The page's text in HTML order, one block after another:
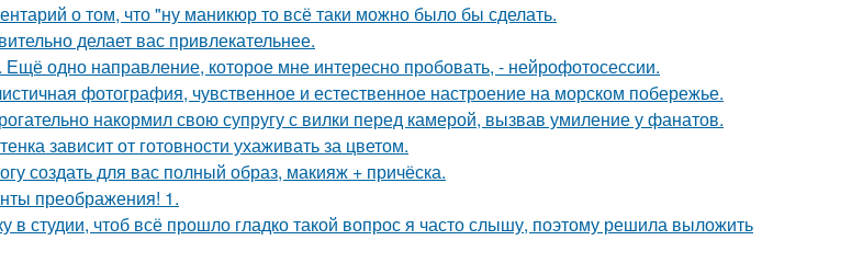
о том, что "ну маникюр то всё таки можно было бы сделать.
делает вас привлекательнее.
одно направление, которое мне интересно пробовать, - нейрофотосессии.
фотография, чувственное и естественное настроение на морском побережье.
накормил свою супругу с вилки перед камерой, вызвав умиление у фанатов.
зависит от готовности ухаживать за цветом.
создать для вас полный образ, макияж + причёска.
преображения! 1.
в студии, чтоб всё прошло гладко такой вопрос я часто слышу, поэтому решила выложить